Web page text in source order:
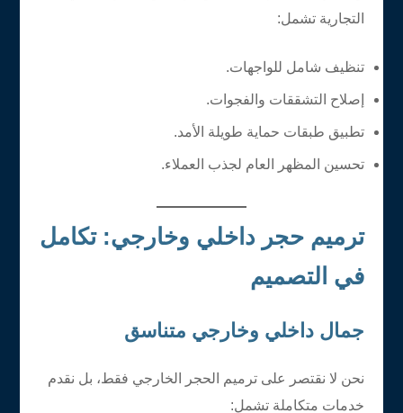
التجارية تشمل:
تنظيف شامل للواجهات.
إصلاح التشققات والفجوات.
تطبيق طبقات حماية طويلة الأمد.
تحسين المظهر العام لجذب العملاء.
ترميم حجر داخلي وخارجي: تكامل
في التصميم
جمال داخلي وخارجي متناسق
نحن لا نقتصر على ترميم الحجر الخارجي فقط، بل نقدم
خدمات متكاملة تشمل: